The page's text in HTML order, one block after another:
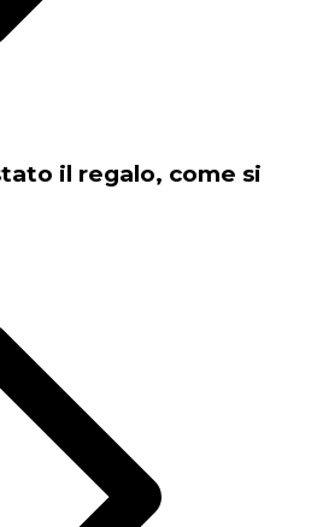
il regalo, come si